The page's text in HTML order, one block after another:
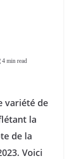
4 min read
variété de
la
de la
Voici